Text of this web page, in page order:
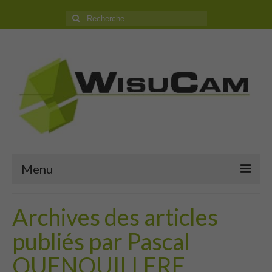
Rechercher
:
Menu
Boutique
Camping Car
Archives des articles
publiés par Pascal
QUENOUILLERE